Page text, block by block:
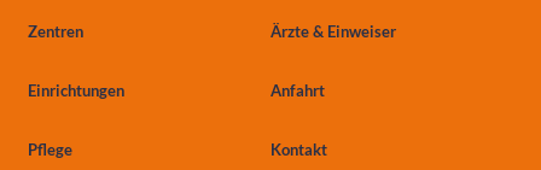
Zentren Ärzte & Einweiser
Einrichtungen Anfahrt
Pflege Kontakt